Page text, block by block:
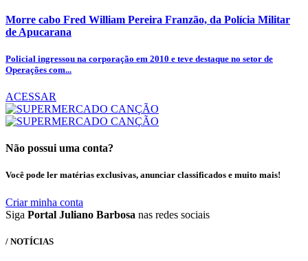
Morre cabo Fred William Pereira Franzão, da Polícia Militar
de Apucarana
Policial ingressou na corporação em 2010 e teve destaque no setor de
Operações com...
ACESSAR
Não possui uma conta?
Você pode ler matérias exclusivas, anunciar classificados e muito mais!
Criar minha conta
Siga Portal Juliano Barbosa nas redes sociais
/ NOTÍCIAS